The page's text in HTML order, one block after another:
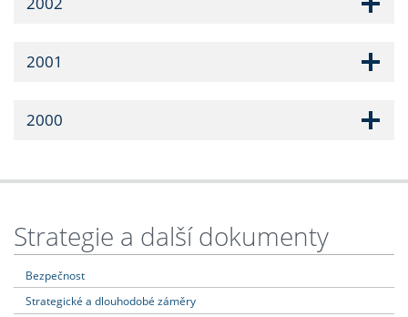
2001
2000
Strategie a další dokumenty
Bezpečnost
Strategické a dlouhodobé záměry